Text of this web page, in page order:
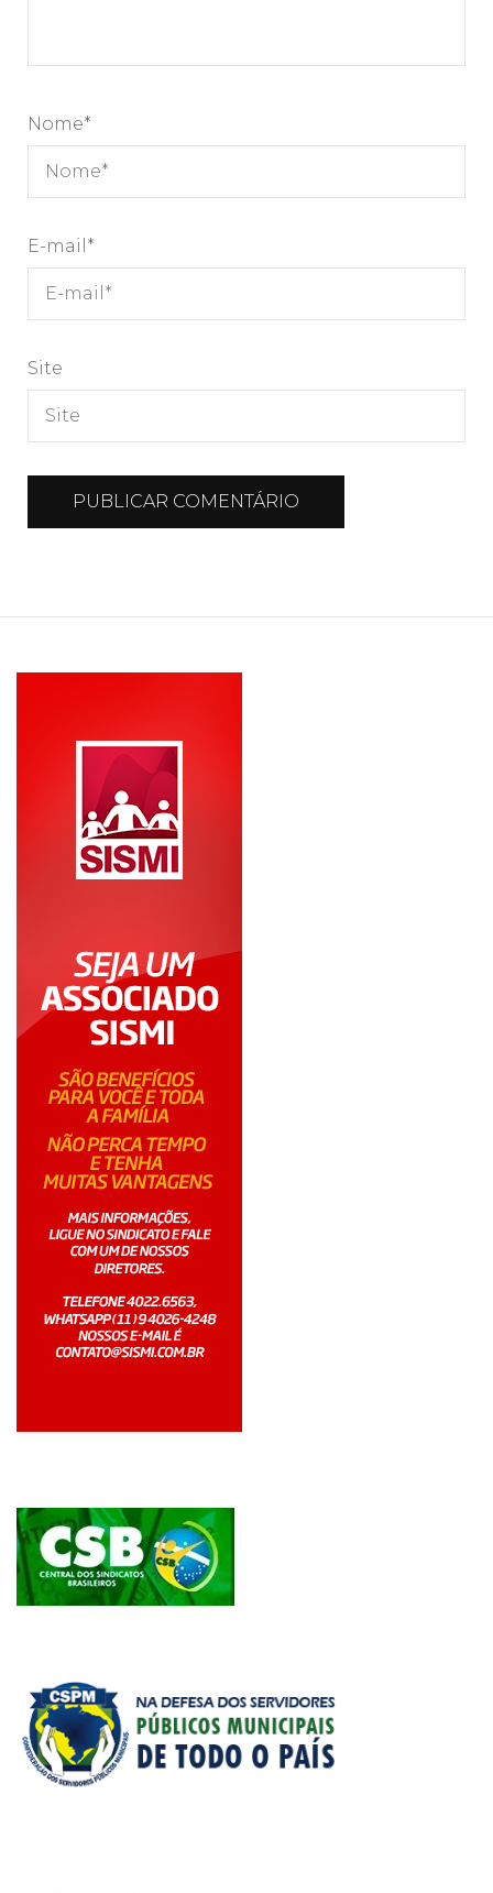
Nome*
E-mail *
Site